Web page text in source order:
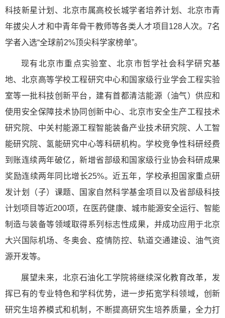
科技新星计划、北京市属高校长城学者培养计划、北京市青
年拔尖人才和中青年骨干教师等各类人才项目128人次。7名
学者入选“全球前2%顶尖科学家榜单”。
现有北京市重点实验室、北京市哲学社会科学研究基
地、北京高等学校工程研究中心和国家级行业学会工程实验
室等一批科技创新平台，建有首都清洁能源（油气）供应和
使用安全保障技术协同创新中心、北京市安全生产工程技术
研究院、中关村能源工程智能装备产业技术研究院、人工智
能研究院、氢能研究中心等科研机构。学校竞争性科研经费
到账连续两年破亿，新增省部级和国家级行业协会科研成果
奖励连续两年同比增长25%。近五年，学校承担国家重点研
发计划（子）课题、国家自然科学基金项目以及省部级科技
计划项目等近200项，在医药健康、城市能源安全运行、智能
制造与装备等领域取得系列标志性成果，并成功应用于北京
大兴国际机场、冬奥会、疫情防控、轨道交通建设、油气资
源开发等。
展望未来，北京石油化工学院将继续深化教育改革，发
挥已有的专业特色和学科优势，进一步拓宽学科领域，创新
研究生培养模式和机制，不断提高研究生培养质量，全力打